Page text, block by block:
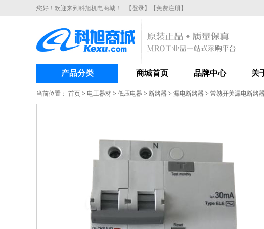
您好！欢迎来到科旭机电商城！ 【登录】 【免费注册】
产品分类 商城首页 品牌中心 关
当前位置： 首页 > 电工器材 > 低压电器 > 断路器 > 漏电断路器 > 常熟开关漏电断路